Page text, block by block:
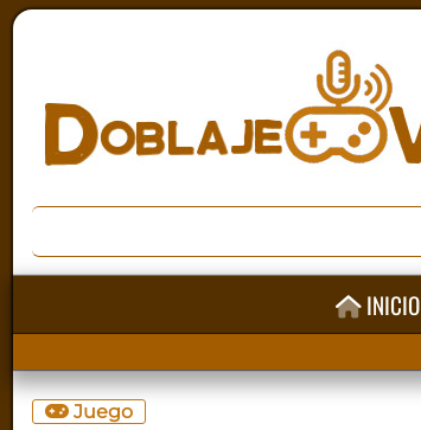
INICIO
Juego